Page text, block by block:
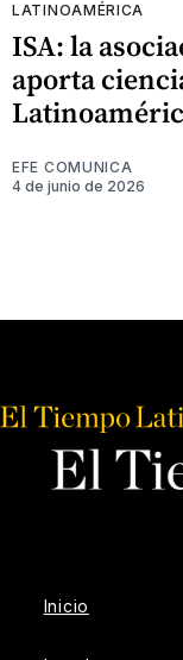
LATINOAMÉRICA
ISA: la
aporta
EFE COMUNICA
4 de junio de 2026
Inicio